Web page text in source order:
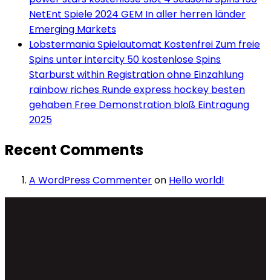
NetEnt Spiele 2024 GEM In aller herren länder
Emerging Markets
Lobstermania Spielautomat Kostenfrei Zum freie
Spins unter intercity 50 kostenlose Spins
Starburst within Registration ohne Einzahlung
rainbow riches Runde express hockey besten
gehaben Free Demonstration bloß Eintragung
2025
Recent Comments
A WordPress Commenteron Hello world!